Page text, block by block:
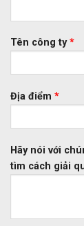
Tên công ty*
Địa điểm *
Hãy nói với
tìm cách giải